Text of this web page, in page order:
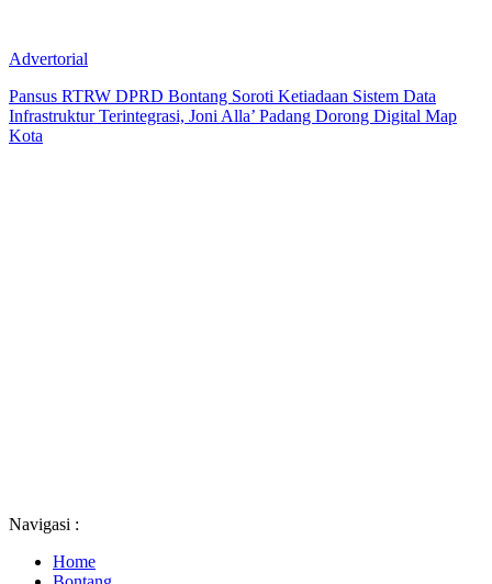
Advertorial
Pansus RTRW DPRD Bontang Soroti Ketiadaan Sistem Data
Infrastruktur Terintegrasi, Joni Alla’ Padang Dorong Digital Map
Kota
Navigasi :
Home